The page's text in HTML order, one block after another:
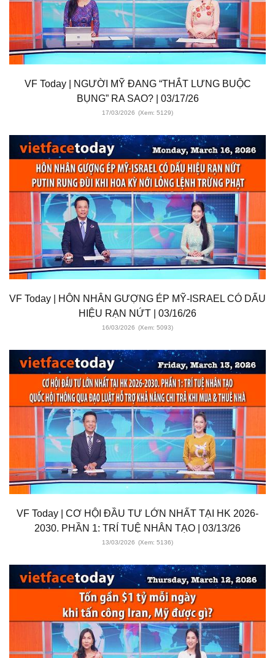
VF Today | NGƯỜI MỸ ĐANG “THẮT LƯNG BUỘC
BỤNG” RA SAO? | 03/17/26
17/03/2026 (Xem: 5129)
VF Today | HÔN NHÂN GƯỢNG ÉP MỸ-ISRAEL CÓ DẤU
HIỆU RẠN NỨT | 03/16/26
16/03/2026 (Xem: 5093)
VF Today | CƠ HỘI ĐẦU TƯ LỚN NHẤT TẠI HK 2026-
2030. PHẦN 1: TRÍ TUỆ NHÂN TẠO | 03/13/26
13/03/2026 (Xem: 5136)